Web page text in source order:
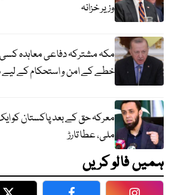
وزیر خزانہ
مکہ مشترکہ دفاعی معاہدہ
خطے کے امن و استحکام کے لیے
معرکہ حق کے بعد پاکستان کو
ملی، عطا تارڑ
ہمیں فالو کریں